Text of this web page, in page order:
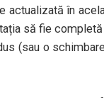
actualizată în
să fie
(sau o